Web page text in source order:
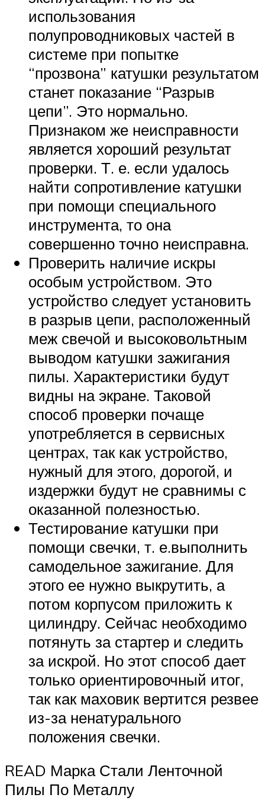
использования
полупроводниковых частей в
системе при попытке
“прозвона” катушки результатом
станет показание “Разрыв
цепи”. Это нормально.
Признаком же неисправности
является хороший результат
проверки. Т. е. если удалось
найти сопротивление катушки
при помощи специального
инструмента, то она
совершенно точно неисправна.
Проверить наличие искры
особым устройством. Это
устройство следует установить
в разрыв цепи, расположенный
меж свечой и высоковольтным
выводом катушки зажигания
пилы. Характеристики будут
видны на экране. Таковой
способ проверки почаще
употребляется в сервисных
центрах, так как устройство,
нужный для этого, дорогой, и
издержки будут не сравнимы с
оказанной полезностью.
Тестирование катушки при
помощи свечки, т. е.выполнить
самодельное зажигание. Для
этого ее нужно выкрутить, а
потом корпусом приложить к
цилиндру. Сейчас необходимо
потянуть за стартер и следить
за искрой. Но этот способ дает
только ориентировочный итог,
так как маховик вертится резвее
из-за ненатурального
положения свечки.
READ Марка Стали Ленточной
Пилы По Металлу